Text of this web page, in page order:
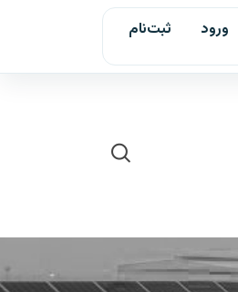
ورود ثبت‌نام